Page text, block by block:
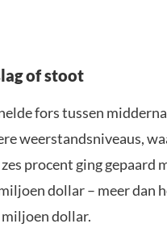
of stoot
fors tussen
weerstandsniveaus,
procent ging gepaard
dollar – meer dan
miljoen dollar.